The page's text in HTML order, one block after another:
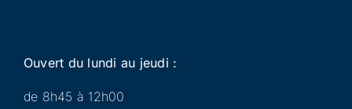
Ouvert du lundi au jeudi :
de 8h45 à 12h00